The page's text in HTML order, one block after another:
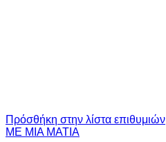
Πρόσθήκη στην λίστα επιθυμιών
ΜΕ ΜΙΑ ΜΑΤΙΑ